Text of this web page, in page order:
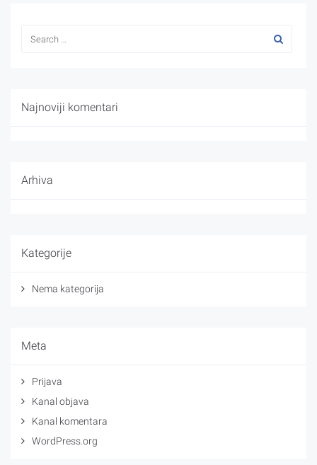
Najnoviji komentari
Arhiva
Kategorije
Nema kategorija
Meta
Prijava
Kanal objava
Kanal komentara
WordPress.org